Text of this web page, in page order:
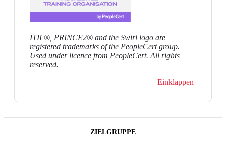
ITIL®, PRINCE2® and the Swirl logo are
registered trademarks of the PeopleCert group.
Used under licence from PeopleCert. All rights
reserved.
Einklappen
ZIELGRUPPE